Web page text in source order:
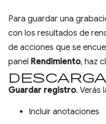
Para guardar una
con los resultados de
de acciones que se
panel Rendimiento, haz
Guardar registro. Verás
Incluir anotaciones